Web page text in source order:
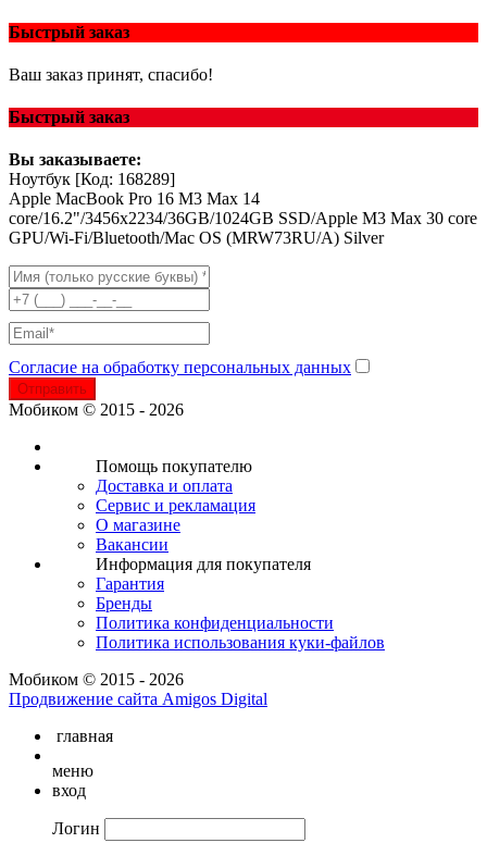
Быстрый заказ
Ваш заказ принят, спасибо!
Быстрый заказ
Вы заказываете:
Ноутбук [Код: 168289]
Apple MacBook Pro 16 M3 Max 14
core/16.2"/3456x2234/36GB/1024GB SSD/Apple M3 Max 30 core
GPU/Wi-Fi/Bluetooth/Mac OS (MRW73RU/A) Silver
Согласие на обработку персональных данных
Отправить
Мобиком © 2015 - 2026
Помощь покупателю
Доставка и оплата
Сервис и рекламация
О магазине
Вакансии
Информация для покупателя
Гарантия
Бренды
Политика конфиденциальности
Политика использования куки-файлов
Мобиком © 2015 - 2026
Продвижение сайта Amigos Digital
главная
меню
вход
Логин